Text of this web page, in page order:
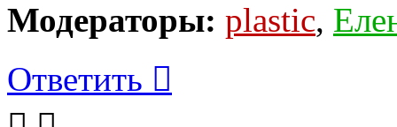
Модераторы: plastic,
Ответить